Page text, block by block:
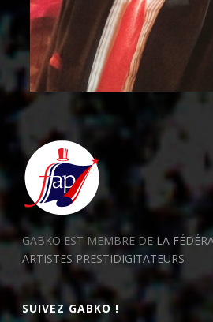
GABKO EST MEMBRE DE LA
ARTISTES PRESTIDIGITATEURS
SUIVEZ GABKO !